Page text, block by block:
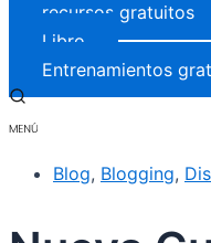
recursos gratuitos
Libro
Entrenamientos
Blog, Blogging,